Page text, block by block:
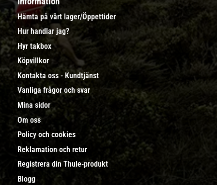
Hämta på vårt lager/Öppettider
Hur handlar jag?
Hyr takbox
Köpvillkor
Kontakta oss - Kundtjänst
Vanliga frågor och svar
Mina sidor
Om oss
Policy och cookies
Reklamation och retur
Registrera din Thule-produkt
Blogg